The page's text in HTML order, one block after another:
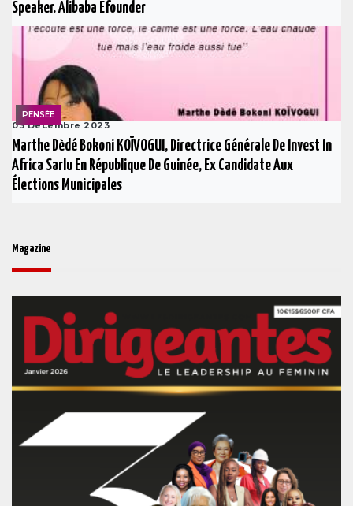
Speaker. Alibaba Efounder
PENSÉE
03 Decembre 2023
Marthe Dèdé Bokoni KOÏVOGUI, Directrice Générale De Invest In
Africa Sarlu En République De Guinée, Ex Candidate Aux
Élections Municipales
Magazine